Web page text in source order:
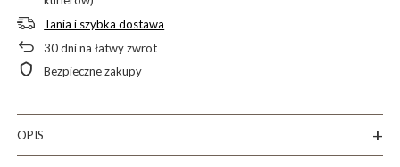
Tania i szybka dostawa
30dni na łatwy zwrot
Bezpieczne zakupy
OPIS